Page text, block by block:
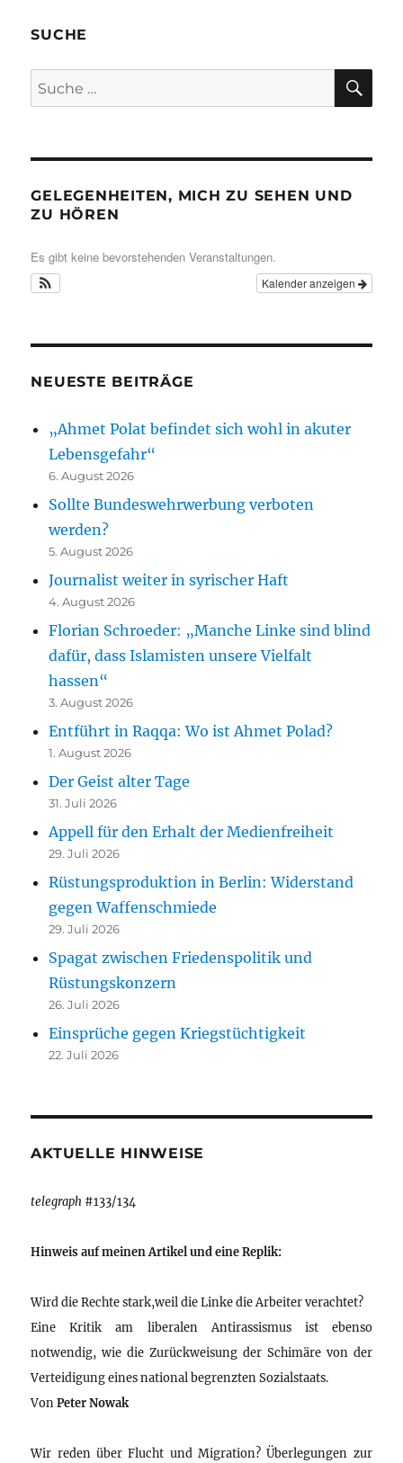
SUCHE
Suche
nach:
GELEGENHEITEN, MICH ZU SEHEN UND
ZU HÖREN
Es gibt keine bevorstehenden Veranstaltungen.
Kalender anzeigen
NEUESTE BEITRÄGE
„Ahmet Polat befindet sich wohl in akuter
Lebensgefahr“
6. August 2026
Sollte Bundeswehrwerbung verboten
werden?
5. August 2026
Journalist weiter in syrischer Haft
4. August 2026
Florian Schroeder: „Manche Linke sind blind
dafür, dass Islamisten unsere Vielfalt
hassen“
3. August 2026
Entführt in Raqqa: Wo ist Ahmet Polad?
1. August 2026
Der Geist alter Tage
31. Juli 2026
Appell für den Erhalt der Medienfreiheit
29. Juli 2026
Rüstungsproduktion in Berlin: Widerstand
gegen Waffenschmiede
29. Juli 2026
Spagat zwischen Friedenspolitik und
Rüstungskonzern
26. Juli 2026
Einsprüche gegen Kriegstüchtigkeit
22. Juli 2026
AKTUELLE HINWEISE
telegraph #133/134
Hinweis auf meinen Artikel und eine Replik:
Wird die Rechte stark,weil die Linke die Arbeiter verachtet?
Eine Kritik am liberalen Antirassismus ist ebenso
notwendig, wie die Zurückweisung der Schimäre von der
Verteidigung eines national begrenzten Sozialstaats.
VonPeter Nowak
Wir reden über Flucht und Migration? Überlegungen zur